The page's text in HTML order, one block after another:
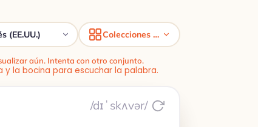
(EE.UU.) Colecciones de vocabulario
aún. Intenta con otro conjunto.
la bocina para escuchar la palabra.
/dɪˈskʌvər/